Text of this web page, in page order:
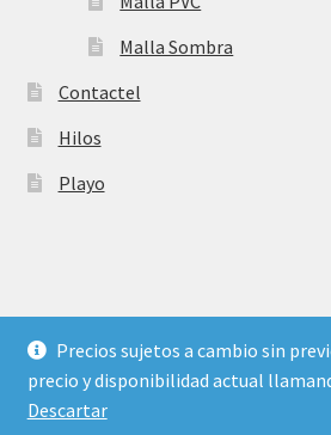
Precios sujetos a cambio sin
precio y disponibilidad actual
Descartar
Malla Sombra
Contactel
Hilos
Playo
mochilas. Peletería de insumos para
bolsas y más.